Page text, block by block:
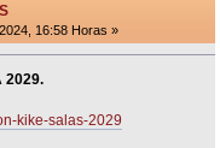
16:58 Horas »
2029.
kike-salas-2029